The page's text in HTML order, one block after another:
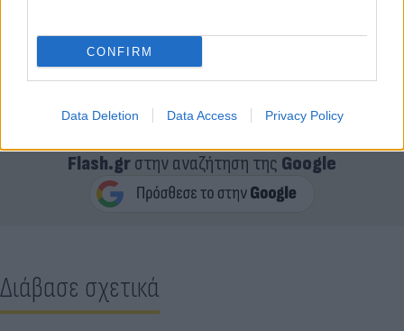
CONFIRM
Data Deletion Data Access Privacy Policy
Flash.grστην αναζήτηση της Google
Διάβασε σχετικά